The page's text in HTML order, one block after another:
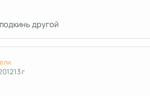
другой
13 г